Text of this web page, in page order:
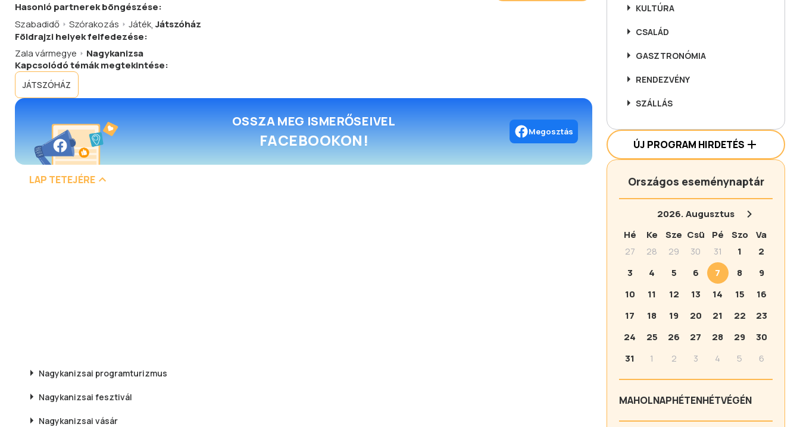
Hasonló partnerekböngészése:
Szabadidő
Szórakozás Játék,Játszóház
Földrajzi helyek felfedezése:
Zala vármegye
Nagykanizsa
Kapcsolódó témák megtekintése:
JÁTSZÓHÁZ
OSSZA MEG ISMERŐSEIVEL
FACEBOOKON! Megosztás
LAP TETEJÉRE
Nagykanizsai programturizmus
Nagykanizsai fesztivál
Nagykanizsai vásár
KULTÚRA
CSALÁD
GASZTRONÓMIA
RENDEZVÉNY
SZÁLLÁS
ÚJ PROGRAM HIRDETÉS
Országos eseménynaptár
2026.Augusztus
Hé
Ke Sze Csü Pé Szo
Va
27
28 29 30 31 1
2
3
4 5 6 7 8
9
10
11 12 13 14 15
16
17
18 19 20 21 22
23
24
25 26 27 28 29
30
31
1 2 3 4 5 6
MAHOLNAPHÉTENHÉTVÉGÉN